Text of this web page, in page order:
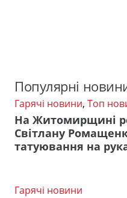
Популярні
Гарячі новини, Топ
На Житомирщині
Світлану
татуювання на
Гарячі новини